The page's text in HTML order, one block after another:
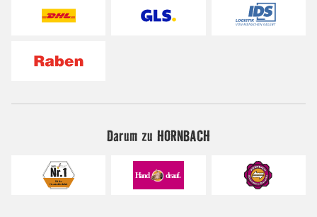
Darum zu HORNBACH